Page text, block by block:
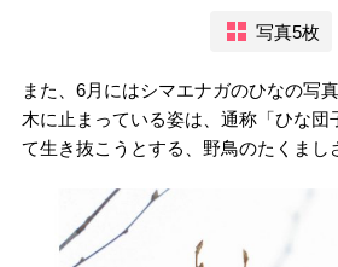
写真5枚
また、6月にはシマエナガのひなの写
木に止まっている姿は、通称「ひな団
て生き抜こうとする、野鳥のたくまし